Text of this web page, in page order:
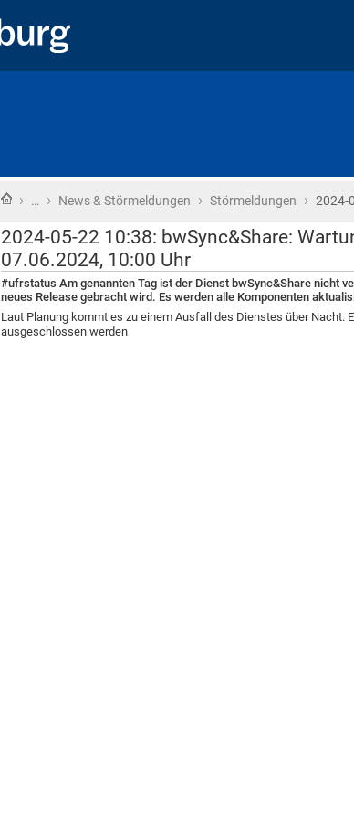
Startseite
› … › News & Störmeldungen › Störmeldungen › 2024-
2024-05-22 10:38: bwSync&Share:
07.06.2024, 10:00 Uhr
#ufrstatus Am genannten Tag ist der Dienst bwSync&Share nicht
neues Release gebracht wird. Es werden alle Komponenten
Laut Planung kommt es zu einem Ausfall des Dienstes über Nacht.
ausgeschlossen werden